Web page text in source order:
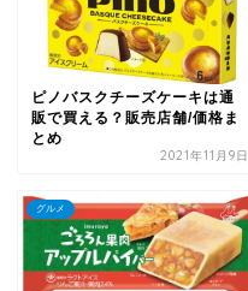
ピノバスクチーズケーキは通
販で買える？販売店舗/価格ま
とめ
2021年11月9日
グルメ